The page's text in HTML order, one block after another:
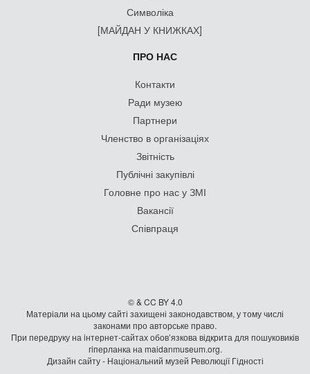
Символіка
[МАЙДАН У КНИЖКАХ]
ПРО НАС
Контакти
Ради музею
Партнери
Членство в організаціях
Звітність
Публічні закупівлі
Головне про нас у ЗМІ
Вакансії
Співпраця
© & CC BY 4.0
Матеріали на цьому сайті захищені законодавством, у тому числі
законами про авторське право.
При передруку на iнтернет-сайтах обов’язкова відкрита для пошуковиків
гiперланка на maidanmuseum.org.
Дизайн сайту - Національний музей Революції Гідності